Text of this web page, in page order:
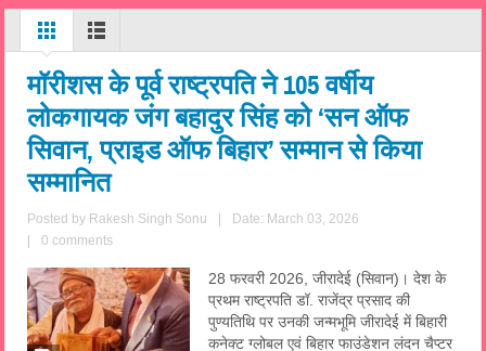
मॉरीशस के पूर्व राष्ट्रपति ने 105 वर्षीय
लोकगायक जंग बहादुर सिंह को ‘सन ऑफ
सिवान, प्राइड ऑफ बिहार’ सम्मान से किया
सम्मानित
Posted by Rakesh Singh Sonu
Date: March 03, 2026
0 comments
28 फरवरी 2026, जीरादेई (सिवान)। देश के
प्रथम राष्ट्रपति डॉ. राजेंद्र प्रसाद की
पुण्यतिथि पर उनकी जन्मभूमि जीरादेई में बिहारी
कनेक्ट ग्लोबल एवं बिहार फाउंडेशन लंदन चैप्टर